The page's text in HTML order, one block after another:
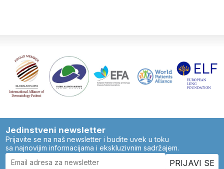
Jedinstveni newsletter
Prijavite se na naš newsletter i budite uvek u toku
sa najnovijim informacijama i ekskluzivnim sadržajem.